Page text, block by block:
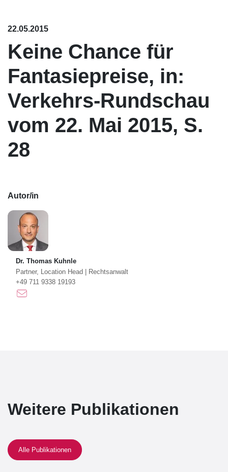
22.05.2015
Keine Chance für
Fantasiepreise, in:
Verkehrs-Rundschau
vom 22. Mai 2015, S.
28
Autor/in
Dr. Thomas Kuhnle
Partner, Location Head
Rechtsanwalt
+49 711 9338 19193
Weitere Publikationen
Alle Publikationen